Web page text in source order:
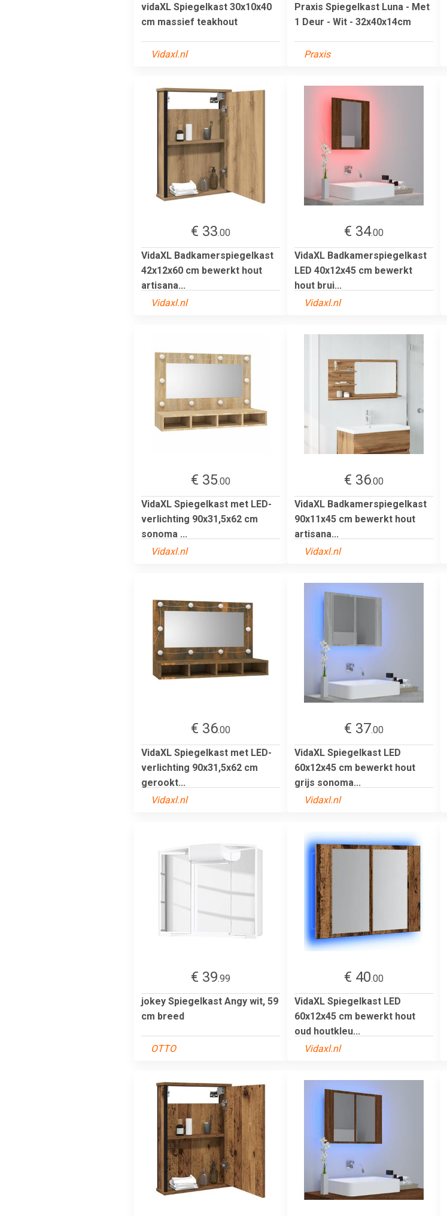
vidaXL Spiegelkast 30x10x40
cm massief teakhout
Vidaxl.nl
Praxis Spiegelkast Luna - Met
1 Deur - Wit - 32x40x14cm
Praxis
€ 33.00
VidaXL Badkamerspiegelkast
42x12x60 cm bewerkt hout
artisana...
Vidaxl.nl
€ 34.00
VidaXL Badkamerspiegelkast
LED 40x12x45 cm bewerkt
hout brui...
Vidaxl.nl
€ 35.00
VidaXL Spiegelkast met LED-
verlichting 90x31,5x62 cm
sonoma ...
Vidaxl.nl
€ 36.00
VidaXL Badkamerspiegelkast
90x11x45 cm bewerkt hout
artisana...
Vidaxl.nl
€ 36.00
VidaXL Spiegelkast met LED-
verlichting 90x31,5x62 cm
gerookt...
Vidaxl.nl
€ 37.00
VidaXL Spiegelkast LED
60x12x45 cm bewerkt hout
grijs sonoma...
Vidaxl.nl
€ 39.99
jokey Spiegelkast Angy wit, 59
cm breed
OTTO
€ 40.00
VidaXL Spiegelkast LED
60x12x45 cm bewerkt hout
oud houtkleu...
Vidaxl.nl